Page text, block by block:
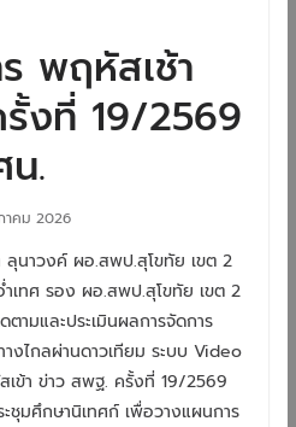
พฤหัสเช้า
งที่ 19/2569
น.
าคม 2026
ลุนาวงค์ ผอ.สพป.สุโขทัย เขต 2
เทศ รอง ผอ.สพป.สุโขทัย เขต 2
ามและประเมินผลการจัดการ
งไกลผ่านดาวเทียม ระบบ Video
ข้า ข่าว สพฐ. ครั้งที่ 19/2569
ะชุมศึกษานิเทศก์ เพื่อวางแผนการ